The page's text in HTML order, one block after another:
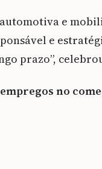
e
e
prazo”,
no